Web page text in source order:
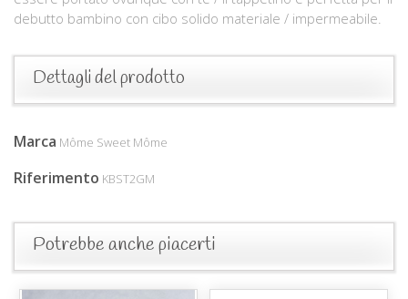
debutto bambino con cibo solido materiale / impermeabile.
Dettagli del prodotto
Marca Môme Sweet Môme
Riferimento KBST2GM
Potrebbe anche piacerti